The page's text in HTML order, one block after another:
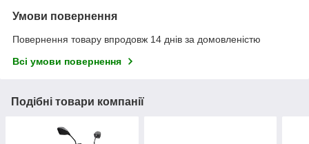
Умови повернення
Повернення товару впродовж 14 днів за домовленістю
Всі умови повернення
Подібні товари компанії